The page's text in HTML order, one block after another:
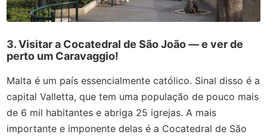
3. Visitar a Cocatedral de São João — e ver de
perto um Caravaggio!
Malta é um país essencialmente católico. Sinal disso é a
capital Valletta, que tem uma população de pouco mais
de 6 mil habitantes e abriga 25 igrejas. A mais
importante e imponente delas é a Cocatedral de São